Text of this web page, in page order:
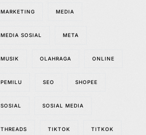
MARKETING MEDIA
MEDIA SOSIAL META
MUSIK OLAHRAGA ONLINE
PEMILU SEO SHOPEE
SOSIAL SOSIAL MEDIA
THREADS TIKTOK TITKOK